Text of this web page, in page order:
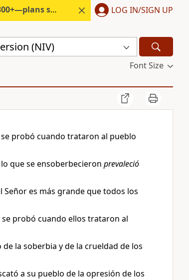
under $6/month. LOG IN/SIGN UP
(NIV)
Font Size
probó cuando trataron al pueblo
que se ensoberbecieron prevaleció
es más grande que todos los
probó cuando ellos trataron al
la soberbia y de la crueldad de los
a su pueblo de la opresión de los